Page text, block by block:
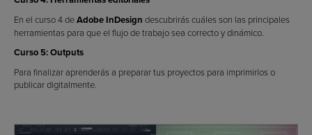
En el curso 4 deAdobe InDesign descubrirás cuáles son las principales
herramientas para que el flujo de trabajo sea correcto y dinámico.
Curso 5: Outputs
Para finalizar aprenderás a preparar tus proyectos para imprimirlos o
publicar digitalmente.